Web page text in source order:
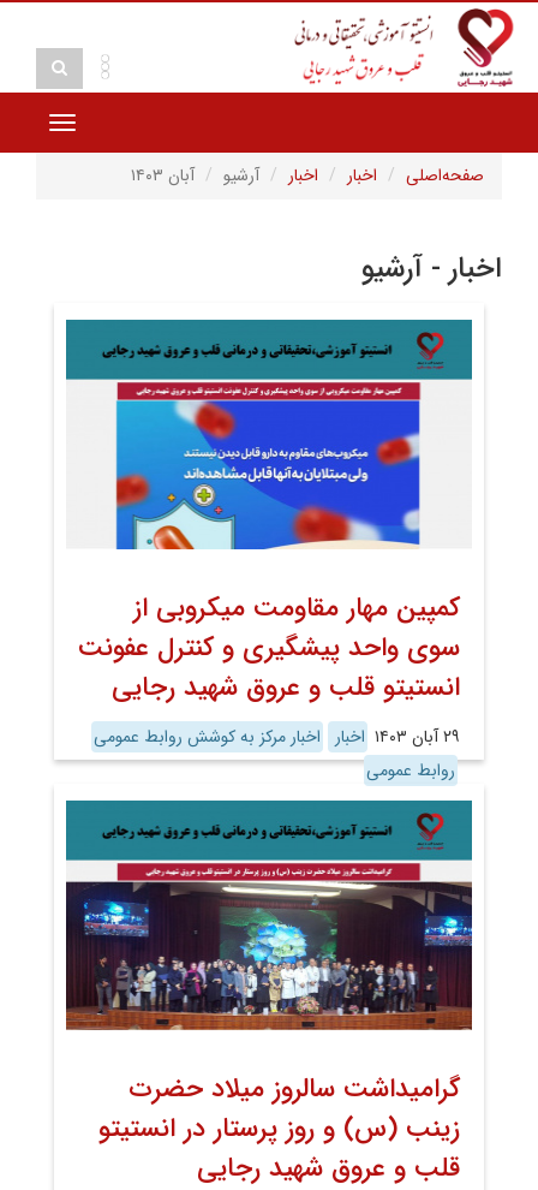
Toggle
صفحه‌اصلی
اخبار اخبار آرشیو آبان ۱۴۰۳
اخبار - آرشیو
کمپین مهار مقاومت میکروبی از
سوی واحد پیشگیری و کنترل عفونت
انستیتو قلب و عروق شهید رجایی
۲۹ آبان ۱۴۰۳ اخبار
اخبار مرکز به کوشش روابط عمومی
روابط عمومی
گرامیداشت سالروز میلاد حضرت
زینب (س) و روز پرستار در انستیتو
قلب و عروق شهید رجایی